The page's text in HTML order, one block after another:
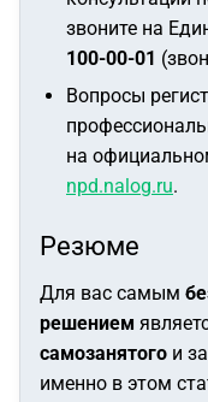
звоните на
100-00-01
Вопросы
на
npd.nalog.ru.
Резюме
Для вас самым
решением
самозанятого и
именно в этом